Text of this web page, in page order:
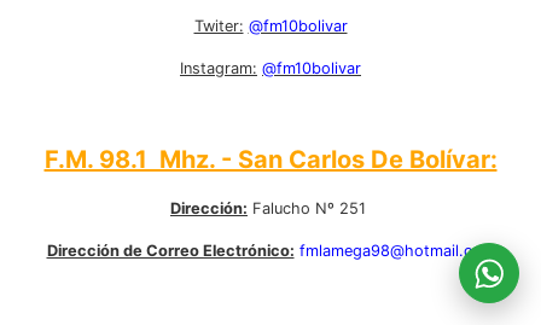
Twiter: @fm10bolivar
Instagram: @fm10bolivar
F.M. 98.1 Mhz. - San Carlos De Bolívar:
Dirección: Falucho Nº 251
Dirección de Correo Electrónico: fmlamega98@hotmail.com